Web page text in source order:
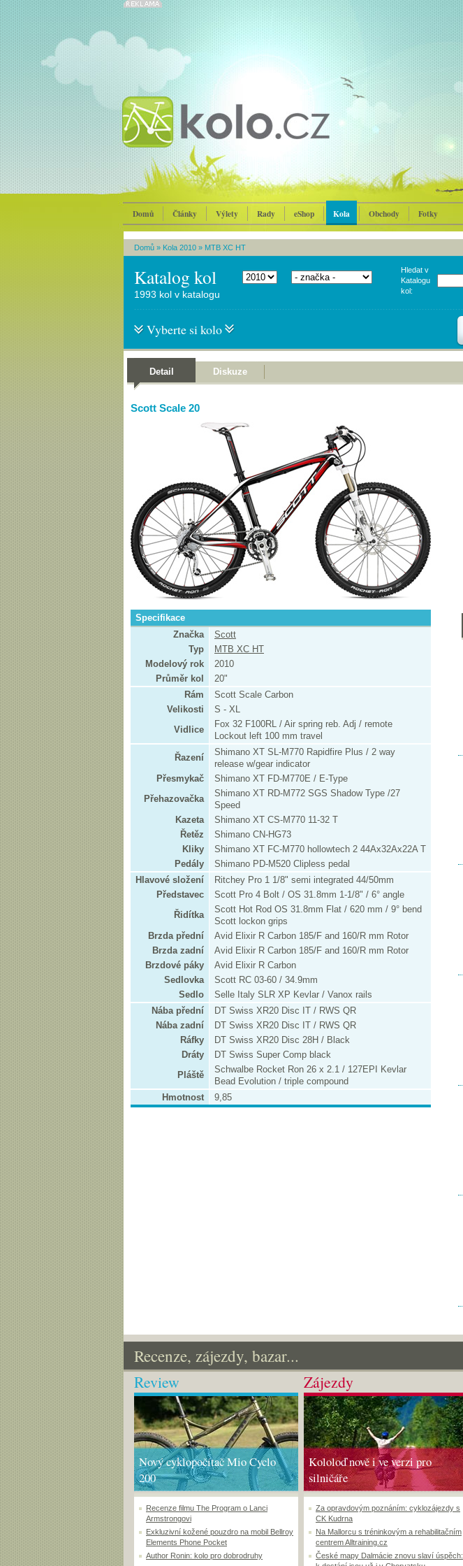
Domů Články Výlety Rady eShop Kola Obchody Fotky
Domů » Kola 2010 » MTB XC HT
Katalog kol
Hledat v
Katalogu
kol:
1993 kol v katalogu
Vyberte si kolo
Detail Diskuze
Scott Scale 20
Specifikace
Značka
Scott
Typ
MTB XC HT
Modelový rok
2010
Průměr kol
20"
Rám
Scott Scale Carbon
Velikosti
S - XL
Vidlice
Fox 32 F100RL / Air spring reb. Adj / remote
Lockout left 100 mm travel
Řazení
Shimano XT SL-M770 Rapidfire Plus / 2 way
release w/gear indicator
Přesmykač
Shimano XT FD-M770E / E-Type
Přehazovačka
Shimano XT RD-M772 SGS Shadow Type /27
Speed
Kazeta
Shimano XT CS-M770 11-32 T
Řetěz
Shimano CN-HG73
Kliky
Shimano XT FC-M770 hollowtech 2 44Ax32Ax22A T
Pedály
Shimano PD-M520 Clipless pedal
Hlavové složení
Ritchey Pro 1 1/8" semi integrated 44/50mm
Představec
Scott Pro 4 Bolt / OS 31.8mm 1-1/8" / 6° angle
Řidítka
Scott Hot Rod OS 31.8mm Flat / 620 mm / 9° bend
Scott lockon grips
Brzda přední
Avid Elixir R Carbon 185/F and 160/R mm Rotor
Brzda zadní
Avid Elixir R Carbon 185/F and 160/R mm Rotor
Brzdové páky
Avid Elixir R Carbon
Sedlovka
Scott RC 03-60 / 34.9mm
Sedlo
Selle Italy SLR XP Kevlar / Vanox rails
Nába přední
DT Swiss XR20 Disc IT / RWS QR
Nába zadní
DT Swiss XR20 Disc IT / RWS QR
Ráfky
DT Swiss XR20 Disc 28H / Black
Dráty
DT Swiss Super Comp black
Pláště
Schwalbe Rocket Ron 26 x 2.1 / 127EPI Kevlar
Bead Evolution / triple compound
Hmotnost
9,85
Recenze, zájezdy, bazar...
Review
Nový cyklopočítač Mio Cyclo
200
Recenze filmu The Program o Lanci
Armstrongovi
Exkluzivní kožené pouzdro na mobil Bellroy
Elements Phone Pocket
Author Ronin: kolo pro dobrodruhy
Zájezdy
Kololoď nově i ve verzi pro
silničáře
Za opravdovým poznáním: cyklozájezdy s
CK Kudrna
Na Mallorcu s tréninkovým a rehabilitačním
centrem Alltraining.cz
České mapy Dalmácie znovu slaví úspěch: